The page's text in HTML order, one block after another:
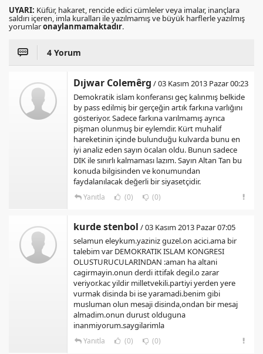
UYARI: Küfür, hakaret, rencide edici cümleler veya imalar, inançlara
saldırı içeren, imla kuralları ile yazılmamış ve büyük harflerle yazılmış
yorumlaronaylanmamaktadır.
4 Yorum
Dıjwar Colemêrg / 03 Kasım 2013 Pazar 00:23
Demokratik islam konferansı geç kalınmış belkide
by pass edilmiş bir gerçeğin artık farkına varlığını
gösteriyor. Sadece farkına varılmamış ayrıca
pişman olunmuş bir eylemdir. Kürt muhalif
hareketinin içinde bulunduğu kulvarda bunu en
iyi analiz eden sayın öcalan oldu. Bunun sadece
DIK ile sınırlı kalmaması lazım. Sayın Altan Tan bu
konuda bilgisinden ve konumundan
faydalanılacak değerli bir siyasetçidir.
Yanıtla (0) (0)
kurde stenbol / 03 Kasım 2013 Pazar 07:05
selamun eleykum.yaziniz guzel.on acici.ama bir
talebim var DEMOKRATIK ISLAM KONGRESI
OLUSTURUCULARINDAN :aman ha altani
cagirmayin.onun derdi ittifak degil.o zarar
veriyor.kac yildir milletvekili.partiyi yerden yere
vurmak disinda bi ise yaramadi.benim gibi
musluman olun mesaji disinda,ondan bir mesaj
almadim.onun durust olduguna
inanmiyorum.saygilarimla
Yanıtla (0) (0)